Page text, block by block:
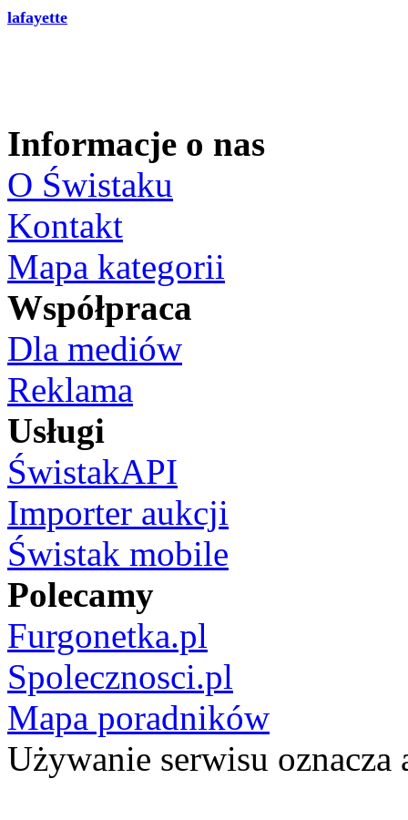
lafayette
Informacje o nas
O Świstaku
Kontakt
Mapa kategorii
Współpraca
Dla mediów
Reklama
Usługi
ŚwistakAPI
Importer aukcji
Świstak mobile
Polecamy
Furgonetka.pl
Spolecznosci.pl
Mapa poradników
Używanie serwisu oznacza